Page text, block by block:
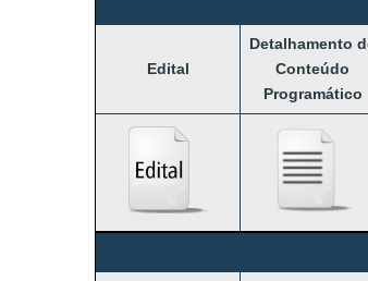
Edital
Detalhamento
Conteúdo
Programático